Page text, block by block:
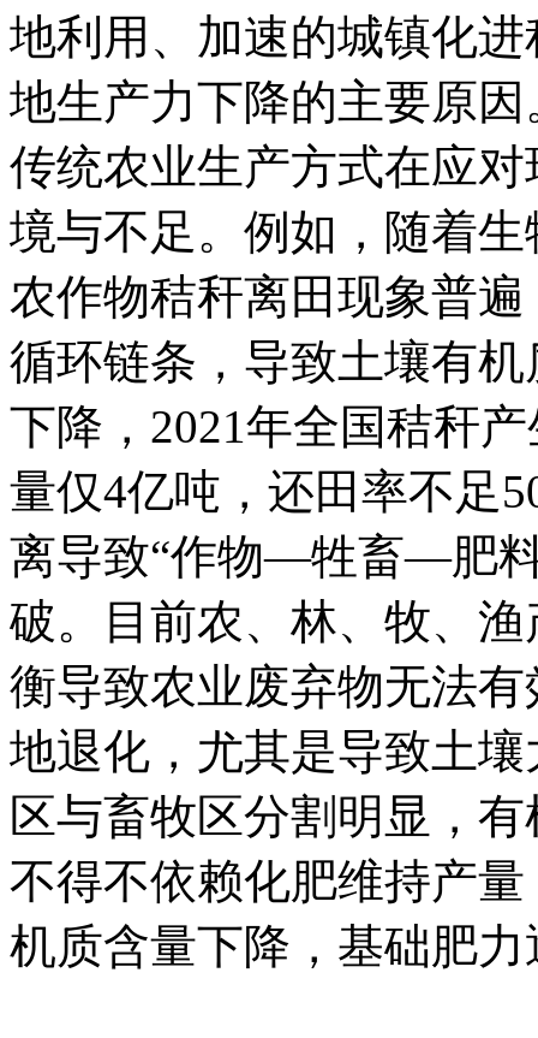
地利用、加速的城镇化
地生产力下降的主要原
传统农业生产方式在应
境与不足。例如，随着
农作物秸秆离田现象普
循环链条，导致土壤有
下降，2021年全国秸秆
量仅4亿吨，还田率不足
离导致“作物—牲畜—肥
破。目前农、林、牧、渔
衡导致农业废弃物无法
地退化，尤其是导致土
区与畜牧区分割明显，
不得不依赖化肥维持产
机质含量下降，基础肥